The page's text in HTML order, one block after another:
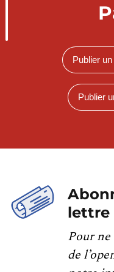
Publier
Publier
lettre
Pour
de